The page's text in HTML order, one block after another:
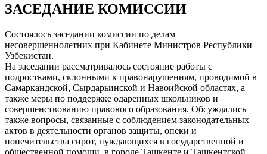
ЗАСЕДАНИЕ КОМИССИИ
Состоялось заседании комиссии по делам
несовершеннолетних при Кабинете Министров Республики
Узбекистан.
На заседании рассматривалось состояние работы с
подростками, склонными к правонарушениям, проводимой в
Самаркандской, Сырдарьинской и Навоийской областях, а
также меры по поддержке одаренных школьников и
совершенствованию правового образования. Обсуждались
также вопросы, связанные с соблюдением законодательных
актов в деятельности органов защиты, опеки и
попечительства сирот, нуждающихся в государственной и
общественной помощи, в городе Ташкенте и Ташкентской